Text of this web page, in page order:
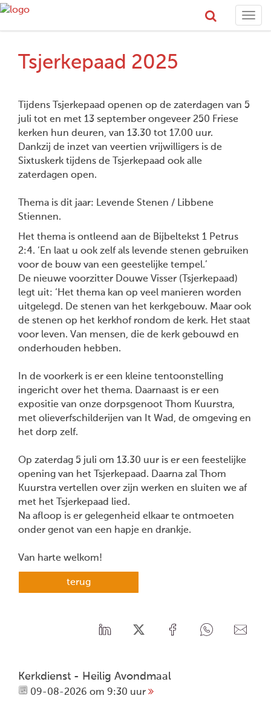
Tsjerkepaad 2025
Tijdens Tsjerkepaad openen op de zaterdagen van 5
juli tot en met 13 september ongeveer 250 Friese
kerken hun deuren, van 13.30 tot 17.00 uur.
Dankzij de inzet van veertien vrijwilligers is de
Sixtuskerk tijdens de Tsjerkepaad ook alle
zaterdagen open.
Thema is dit jaar: Levende Stenen / Libbene
Stiennen.
Het thema is ontleend aan de Bijbeltekst 1 Petrus
2:4. ‘En laat u ook zelf als levende stenen gebruiken
voor de bouw van een geestelijke tempel.’
De nieuwe voorzitter Douwe Visser (Tsjerkepaad)
legt uit: ‘Het thema kan op veel manieren worden
uitgelegd. De stenen van het kerkgebouw. Maar ook
de stenen op het kerkhof rondom de kerk. Het staat
voor leven. Van mensen, die de kerk gebouwd en
onderhouden hebben.
In de voorkerk is er een kleine tentoonstelling
ingericht over het thema. Daarnaast is er een
expositie van onze dorpsgenoot Thom Kuurstra,
met olieverfschilderijen van It Wad, de omgeving en
het dorp zelf.
Op zaterdag 5 juli om 13.30 uur is er een feestelijke
opening van het Tsjerkepaad. Daarna zal Thom
Kuurstra vertellen over zijn werken en sluiten we af
met het Tsjerkepaad lied.
Na afloop is er gelegenheid elkaar te ontmoeten
onder genot van een hapje en drankje.
Van harte welkom!
terug
Kerkdienst - Heilig Avondmaal
09-08-2026 om 9:30 uur